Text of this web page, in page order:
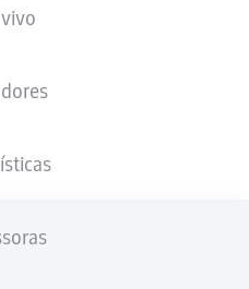
será divulgada 60
início da partida